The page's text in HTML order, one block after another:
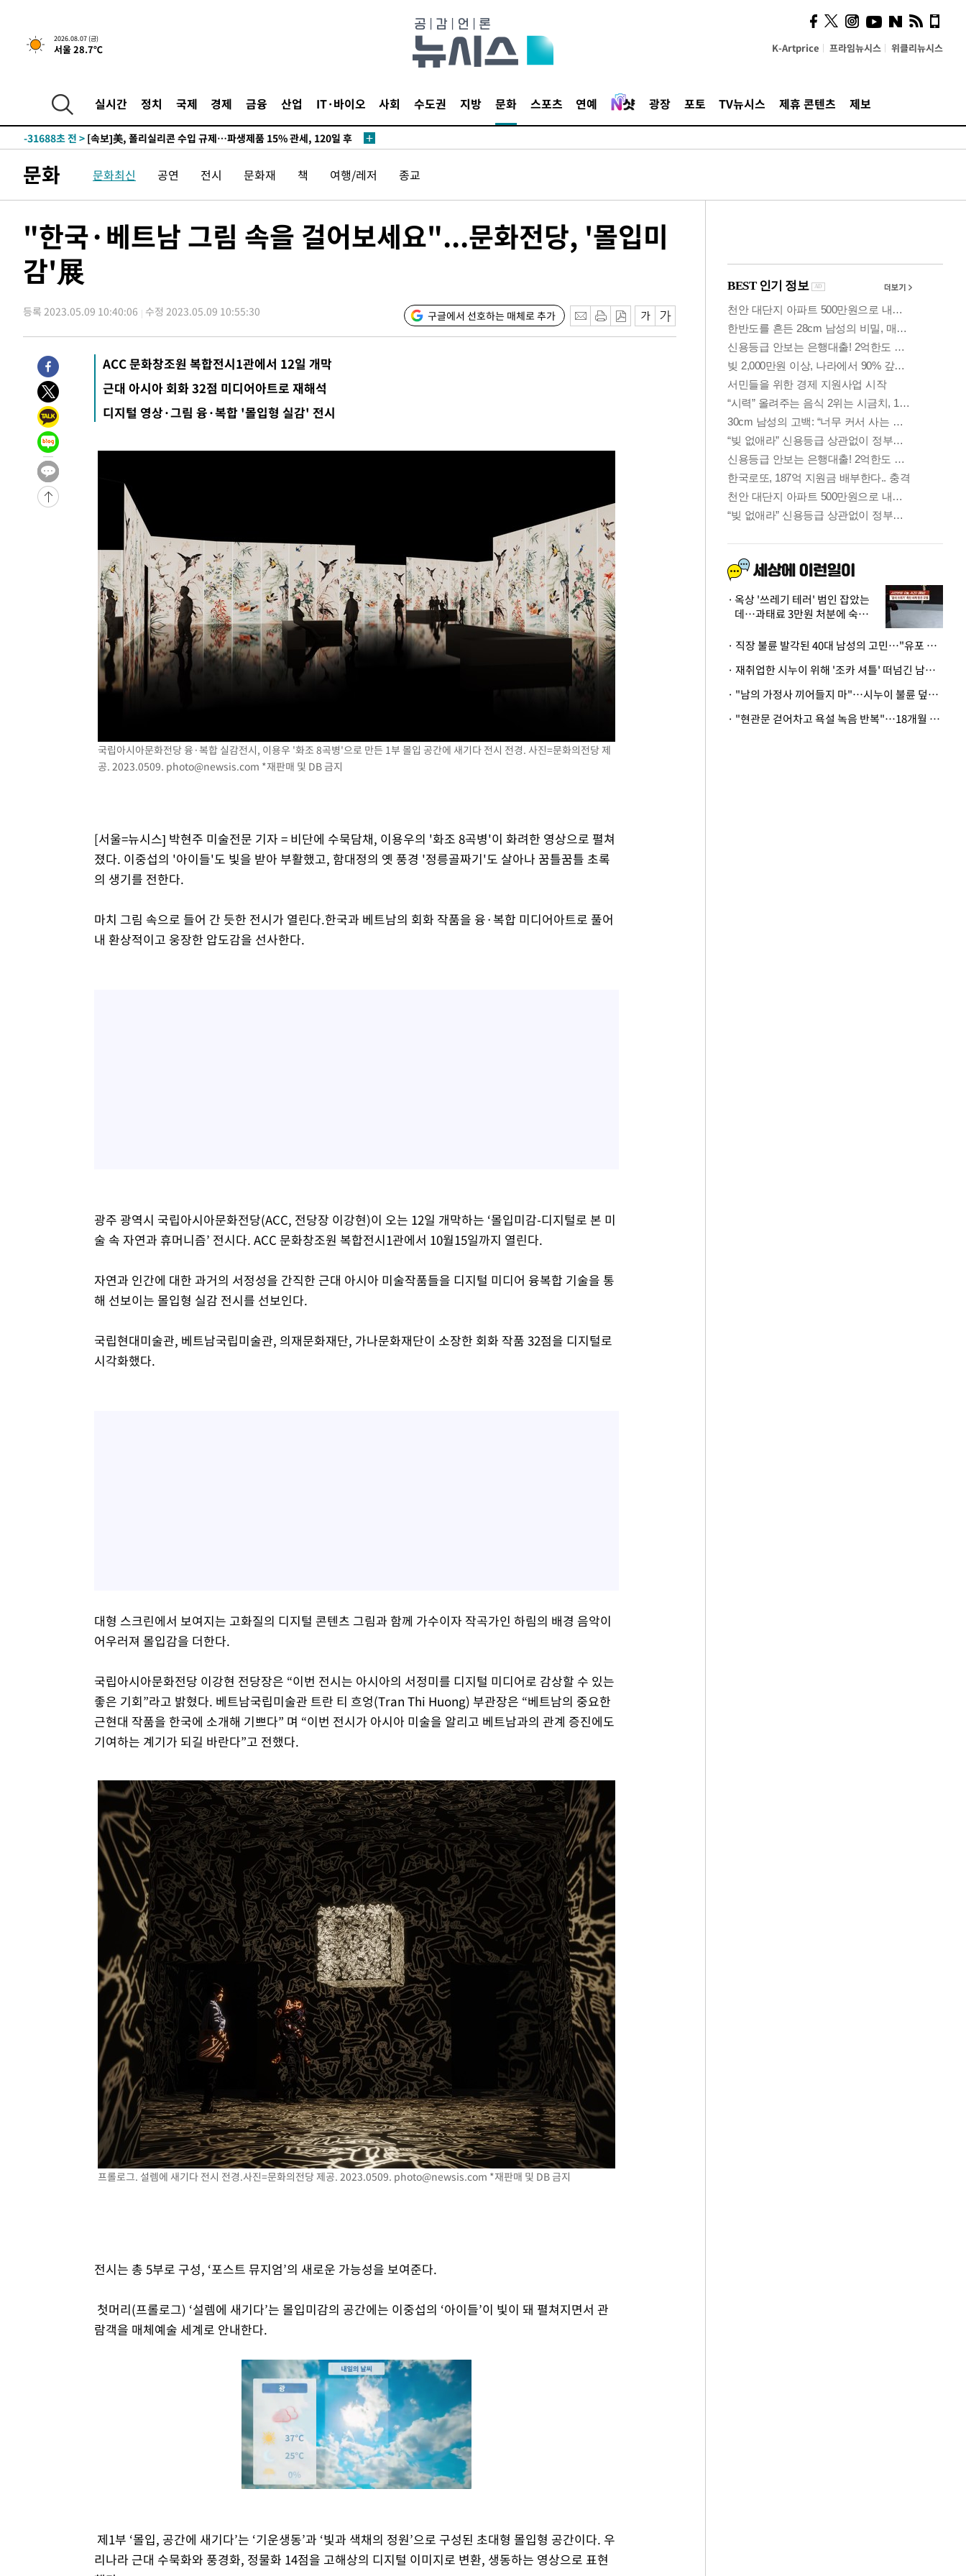
2026.08.07 (금)
서울 28.7℃ K-Artprice 프라임뉴시스 위클리뉴시스
실시간 정치 국제 경제 금융 산업 IT·바이오 사회 수도권 지방 문화 스포츠 연예 광장 포토 TV뉴시스 제휴 콘텐츠 제보
-27559초 전 >
[속보] 뉴욕증시, 일제 하락 마감…나스닥 0.06%↓
-31688초 전 >
발효
-29839초 전 > [속보]트럼프, 美 원정출산 금지 행정명령 서명
-31708초 전 >
[속보]美, 폴리실리콘 수입 규제…파생제품 15% 관세, 120일 후
-29859초 전 >[속보]트럼프, 美 원정출산 금지 행정명령 서명
문화 문화최신 공연 전시 문화재 책 여행/레저 종교
"한국·베트남 그림 속을 걸어보세요"...문화전당, '몰입미
감'展
등록 2023.05.09 10:40:06 수정 2023.05.09 10:55:30 구글에서 선호하는 매체로 추가
ACC 문화창조원 복합전시1관에서 12일 개막
근대 아시아 회화 32점 미디어아트로 재해석
디지털 영상·그림 융·복합 '몰입형 실감' 전시
국립아시아문화전당 융·복합 실감전시, 이용우 '화조 8곡병'으로 만든 1부 몰입 공간에 새기다 전시 전경. 사진=문화의전당 제
공. 2023.0509. photo@newsis.com *재판매 및 DB 금지
[서울=뉴시스] 박현주 미술전문 기자 = 비단에 수묵담채, 이용우의 '화조 8곡병'이 화려한 영상으로 펼쳐
졌다. 이중섭의 '아이들'도 빛을 받아 부활했고, 함대정의 옛 풍경 '정릉골짜기'도 살아나 꿈틀꿈틀 초록
의 생기를 전한다.
마치 그림 속으로 들어 간 듯한 전시가 열린다.한국과 베트남의 회화 작품을 융·복합 미디어아트로 풀어
내 환상적이고 웅장한 압도감을 선사한다.
광주 광역시 국립아시아문화전당(ACC, 전당장 이강현)이 오는 12일 개막하는 ‘몰입미감-디지털로 본 미
술 속 자연과 휴머니즘’ 전시다. ACC 문화창조원 복합전시1관에서 10월15일까지 열린다.
자연과 인간에 대한 과거의 서정성을 간직한 근대 아시아 미술작품들을 디지털 미디어 융복합 기술을 통
해 선보이는 몰입형 실감 전시를 선보인다.
국립현대미술관, 베트남국립미술관, 의재문화재단, 가나문화재단이 소장한 회화 작품 32점을 디지털로
시각화했다.
대형 스크린에서 보여지는 고화질의 디지털 콘텐츠 그림과 함께 가수이자 작곡가인 하림의 배경 음악이
어우러져 몰입감을 더한다.
국립아시아문화전당 이강현 전당장은 “이번 전시는 아시아의 서정미를 디지털 미디어로 감상할 수 있는
좋은 기회”라고 밝혔다. 베트남국립미술관 트란 티 흐엉(Tran Thi Huong) 부관장은 “베트남의 중요한
근현대 작품을 한국에 소개해 기쁘다” 며 “이번 전시가 아시아 미술을 알리고 베트남과의 관계 증진에도
기여하는 계기가 되길 바란다”고 전했다.
프롤로그. 설렘에 새기다 전시 전경.사진=문화의전당 제공. 2023.0509. photo@newsis.com *재판매 및 DB 금지
전시는 총 5부로 구성, ‘포스트 뮤지엄’의 새로운 가능성을 보여준다.
첫머리(프롤로그) ‘설렘에 새기다’는 몰입미감의 공간에는 이중섭의 ‘아이들’이 빛이 돼 펼쳐지면서 관
람객을 매체예술 세계로 안내한다.
Mute
제1부 ‘몰입, 공간에 새기다’는 ‘기운생동’과 ‘빛과 색채의 정원’으로 구성된 초대형 몰입형 공간이다. 우
리나라 근대 수묵화와 풍경화, 정물화 14점을 고해상의 디지털 이미지로 변환, 생동하는 영상으로 표현
의견, 국토부·LH에 충실히
전달할 것"
옥상 '쓰레기 테러' 범인 잡았는
데…과태료 3만원 처분에 숙박업
· 직장 불륜 발각된 40대 남성의 고민…"유포 동료 명예훼손·협박죄 고소 가능할까"
· 재취업한 시누이 위해 '조카 셔틀' 떠넘긴 남편…아내 "난 못한다"
· "남의 가정사 끼어들지 마"…시누이 불륜 덮으려는 남편에 억울한 아내
· "현관문 걷어차고 욕설 녹음 반복"…18개월 아기 키우는 집 뒤흔든 '앞집의 비극'